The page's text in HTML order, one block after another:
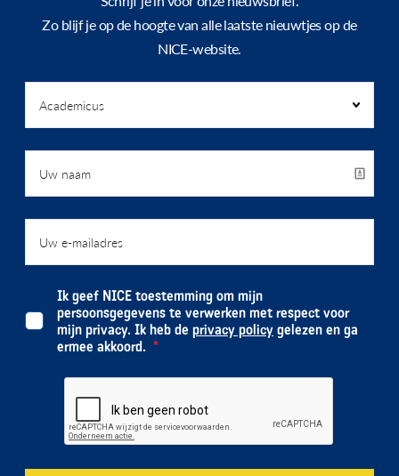
Zo blijf je op de hoogte van alle laatste nieuwtjes op de
NICE-website.
Ik geef NICE toestemming om mijn
persoonsgegevens te verwerken met respect voor
mijn privacy. Ik heb de privacy policy gelezen en ga
ermee akkoord.